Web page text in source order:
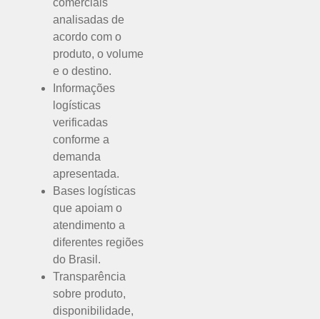
analisadas de
acordo com o
produto, o volume
e o destino.
Informações
logísticas
verificadas
conforme a
demanda
apresentada.
Bases logísticas
que apoiam o
atendimento a
diferentes regiões
do Brasil.
Transparência
sobre produto,
disponibilidade,